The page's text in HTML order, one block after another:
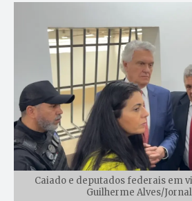
Caiado e deputados federais em
Guilherme Alves/